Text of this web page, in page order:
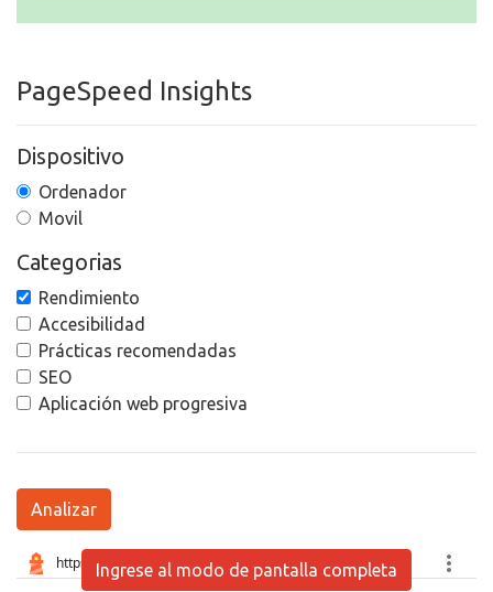
PageSpeed Insights
Dispositivo
Ordenador
Movil
Categorias
Rendimiento
Accesibilidad
Prácticas recomendadas
SEO
Aplicación web progresiva
Analizar
Ingrese al modo de pantalla completa